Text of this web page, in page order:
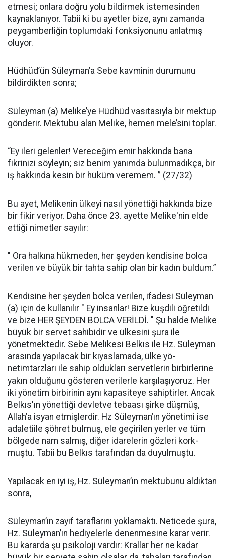
etmesi; onlara doğru yolu bildirmek istemesinden
kaynaklanıyor. Tabii ki bu ayetler bize, aynı zamanda
peygamberliğin toplumdaki fonksi­yonunu anlatmış
oluyor.
Hüdhüd’ün Süleyman’a Sebe kavminin durumunu
bildirdikten sonra;
Süleyman (a) Melike’ye Hüdhüd vasıtasıyla bir mektup
gönderir. Mektubu alan Melike, he­men mele’sini toplar.
“Ey ileri ge­lenler! Vereceğim emir hakkında bana
fikrinizi söyleyin; siz benim yanımda bulunmadıkça, bir
iş hakkında kesin bir hüküm veremem. ” (27/32)
Bu ayet, Melikenin ülkeyi nasıl yönettiği hakkında bize
bir fikir veriyor. Daha önce 23. ayette Melike'nin elde
ettiği nimetler sayılır:
" Ora halkına hükmeden, her şeyden kendisine bolca
verilen ve büyük bir tahta sahip olan bir kadın buldum.”
Kendisine her şeyden bolca verilen, ifadesi Süleyman
(a) için de kullanılır " Ey insanlar! Bize kuşdili öğre­tildi
ve bize HER ŞEYDEN BOLCA VERİLDİ. " Şu halde Melike
büyük bir servet sahibidir ve ülkesini şura ile
yönetmektedir. Sebe Melikesi Belkıs ile Hz. Süleyman
arasında yapılacak bir kıyaslamada, ülke yö­
netimtarzları ile sahip oldukları servetlerin birbirlerine
yakın olduğunu gösteren verilerle karşılaşıyo­ruz. Her
iki yönetim birbirinin aynı kapasiteye sahiptirler. Ancak
Belkıs'ın yönettiği devletve tebaası şirke düşmüş,
Allah’a isyan etmişler­dir. Hz Süleyman’ın yönetimi ise
adaletiile şöhret bulmuş, ele geçiri­len yerler ve tüm
bölgede nam sal­mış, diğer idarelerin gözleri kork­
muştu. Tabii bu Belkıs tarafından da duyulmuştu.
Yapılacak en iyi iş, Hz. Süley­man’ın mektubunu aldıktan
sonra,
Süleyman’ın zayıf taraflarını yokla­maktı. Neticede şura,
Hz. Süley­man’ın hediyelerle denenmesine karar verir.
Bu kararda şu psikoloji vardır: Krallar her ne kadar